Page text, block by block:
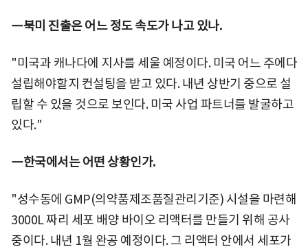
―북미 진출은 어느 정도 속도가 나고 있나.
"미국과 캐나다에 지사를 세울 예정이다. 미국 어느 주에다
설립해야할지 컨설팅을 받고 있다. 내년 상반기 중으로 설
립할 수 있을 것으로 보인다. 미국 사업 파트너를 발굴하고
있다."
―한국에서는 어떤 상황인가.
"성수동에 GMP(의약품제조품질관리기준) 시설을 마련해
3000L 짜리 세포 배양 바이오 리액터를 만들기 위해 공사
중이다. 내년 1월 완공 예정이다. 그 리액터 안에서 세포가